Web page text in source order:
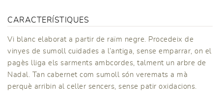
CARACTERÍSTIQUES
Vi blanc elaborat a partir de raïm negre. Procedeix de
vinyes de sumoll cuidades a l’antiga, sense emparrar, on el
pagès lliga els sarments ambcordes, talment un arbre de
Nadal. Tan cabernet com sumoll són veremats a mà
perquè arribin al celler sencers, sense patir oxidacions.